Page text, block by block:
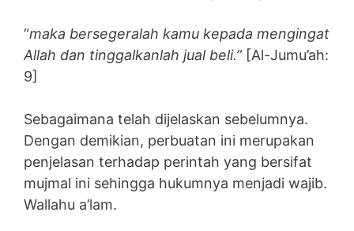
“maka bersegeralah kamu kepada mengingat
Allah dan tinggalkanlah jual beli.”[Al-Jumu’ah:
9]
Sebagaimana telah dijelaskan sebelumnya.
Dengan demikian, perbuatan ini merupakan
penjelasan terhadap perintah yang bersifat
mujmal ini sehingga hukumnya menjadi wajib.
Wallahu a’lam.